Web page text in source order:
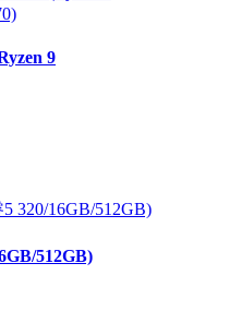
9
512GB)